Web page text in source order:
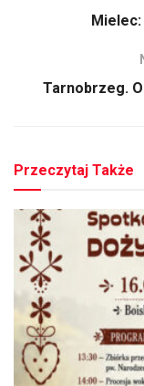
Tarnobrzeg.
Przeczytaj Także